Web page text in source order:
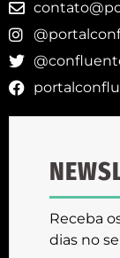
Receba
dias no